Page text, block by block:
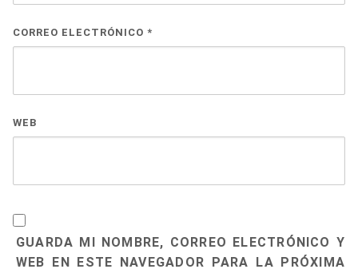
CORREO ELECTRÓNICO *
WEB
GUARDA MI NOMBRE, CORREO ELECTRÓNICO Y
WEB EN ESTE NAVEGADOR PARA LA PRÓXIMA